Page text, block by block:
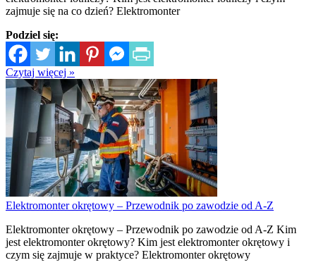
zajmuje się na co dzień? Elektromonter
Podziel się:
Czytaj więcej »
Elektromonter okrętowy – Przewodnik po zawodzie od A-Z
Elektromonter okrętowy – Przewodnik po zawodzie od A-Z Kim
jest elektromonter okrętowy? Kim jest elektromonter okrętowy i
czym się zajmuje w praktyce? Elektromonter okrętowy